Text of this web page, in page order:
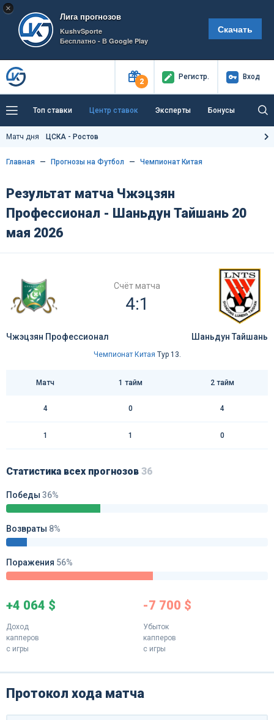
×
Лига прогнозов
KushvSporte
Бесплатно - В Google Play
Скачать
2
Регистр. Вход
Топ ставки Центр ставок Эксперты Бонусы
Тренды Букмекеры
Как тут заработать?
Матч дня ЦСКА - Ростов
Главная Прогнозы на Футбол Чемпионат Китая
Результат матча Чжэцзян
Профессионал - Шаньдун Тайшань 20
мая 2026
Счёт матча
4:1
Чжэцзян Профессионал Шаньдун Тайшань
Чемпионат Китая Тур 13.
Матч 1 тайм 2 тайм
4 0 4
1 1 0
Статистика всех прогнозов 36
Победы 36%
Возвраты 8%
Поражения 56%
+4 064 $
Доход
капперов
с игры
-7 700 $
Убыток
капперов
с игры
Протокол хода матча